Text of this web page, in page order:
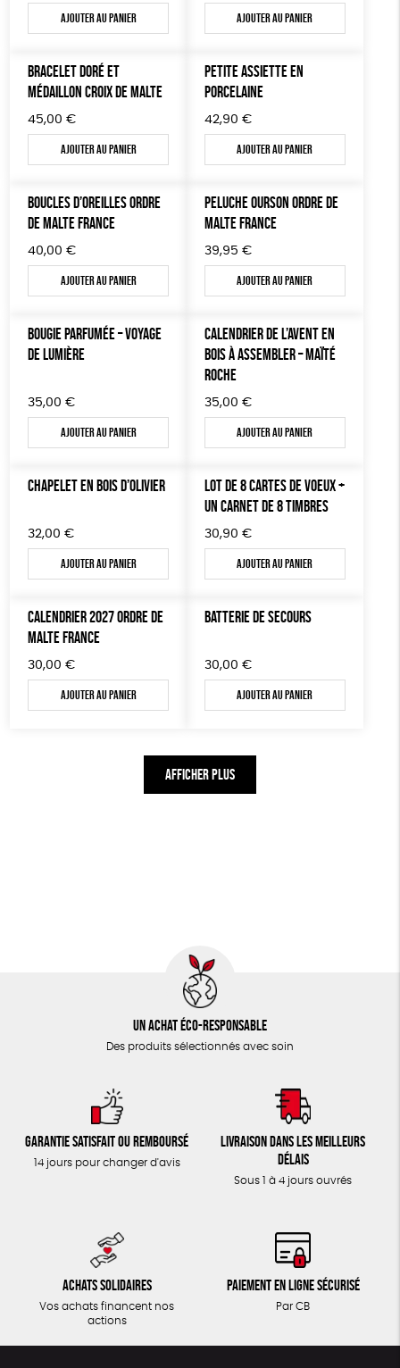
Ajouter au panier Ajouter au panier
BRACELET DORÉ ET
MÉDAILLON CROIX DE MALTE
45,00 €
Ajouter au panier
PETITE ASSIETTE EN
PORCELAINE
42,90 €
Ajouter au panier
BOUCLES D’OREILLES ORDRE
DE MALTE FRANCE
40,00 €
Ajouter au panier
PELUCHE OURSON ORDRE DE
MALTE FRANCE
39,95 €
Ajouter au panier
BOUGIE PARFUMÉE – VOYAGE
DE LUMIÈRE
35,00 €
Ajouter au panier
CALENDRIER DE L’AVENT EN
BOIS À ASSEMBLER – MAÏTÉ
ROCHE
35,00 €
Ajouter au panier
CHAPELET EN BOIS D’OLIVIER
32,00 €
Ajouter au panier
LOT DE 8 CARTES DE VOEUX +
UN CARNET DE 8 TIMBRES
30,90 €
Ajouter au panier
CALENDRIER 2027 ORDRE DE
MALTE FRANCE
30,00 €
Ajouter au panier
BATTERIE DE SECOURS
30,00 €
Ajouter au panier
AFFICHER PLUS
Un achat éco-responsable
Des produits sélectionnés avec soin
Garantie satisfait ou remboursé
14 jours pour changer d'avis
Livraison dans les meilleurs
délais
Sous 1 à 4 jours ouvrés
Achats solidaires
Vos achats financent nos
actions
Paiement en ligne sécurisé
Par CB